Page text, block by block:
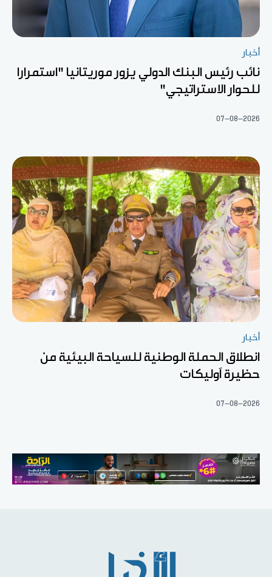
أخبار
نائب رئيس البنك الدولي يزور موريتانيا "استمرارا
للحوار الاستراتيجي"
07-08-2026
أخبار
انطلاق الحملة الوطنية للسياحة البيئية من
حظيرة آوليكات
07-08-2026